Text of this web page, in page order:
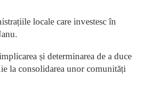
locale care investesc în
și determinarea de a duce
la consolidarea unor comunități